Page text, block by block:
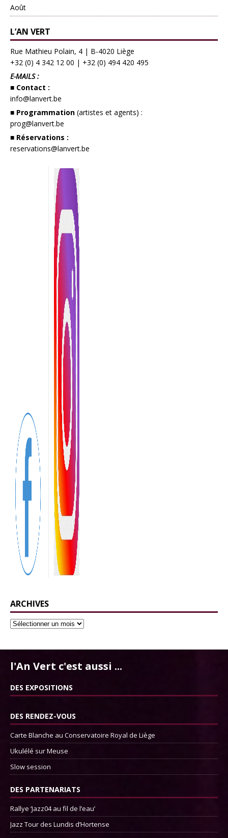
Août
L’AN VERT
Rue Mathieu Polain, 4 | B-4020 Liège
+32 (0) 4 342 12 00 | +32 (0) 494 420 495
E-MAILS :
■ Contact :
info@lanvert.be
■ Programmation (artistes et agents) :
prog@lanvert.be
■ Réservations :
reservations@lanvert.be
ARCHIVES
l'An Vert c'est aussi ...
DES EXPOSITIONS
DES RENDEZ-VOUS
Carte Blanche au Conservatoire Royal de Liège
Ukulélé sur Meuse
Slow session
DES PARTENARIATS
Rallye ‘Jazz04 au fil de l’eau’
Jazz Tour des Lundis d’Hortense